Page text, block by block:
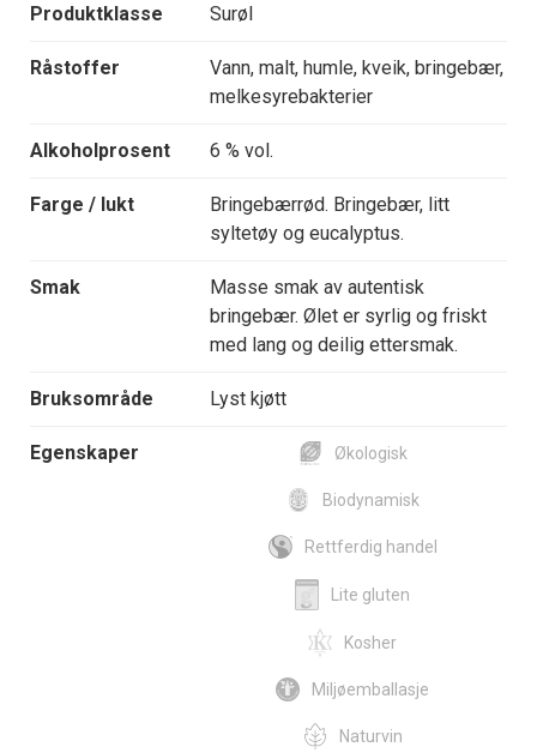
Produktklasse Surøl
Råstoffer
Vann, malt, humle, kveik, bringebær,
melkesyrebakterier
Alkoholprosent 6 % vol.
Farge / lukt
Bringebærrød. Bringebær, litt
syltetøy og eucalyptus.
Smak
Masse smak av autentisk
bringebær. Ølet er syrlig og friskt
med lang og deilig ettersmak.
Bruksområde Lyst kjøtt
Egenskaper Økologisk
Biodynamisk
Rettferdig handel
Lite gluten
Kosher
Miljøemballasje
Naturvin